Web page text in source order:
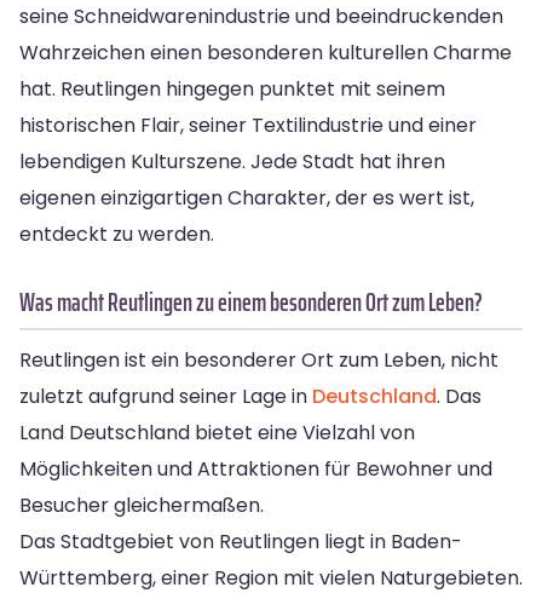
seine Schneidwarenindustrie und beeindruckenden
Wahrzeichen einen besonderen kulturellen Charme
hat. Reutlingen hingegen punktet mit seinem
historischen Flair, seiner Textilindustrie und einer
lebendigen Kulturszene. Jede Stadt hat ihren
eigenen einzigartigen Charakter, der es wert ist,
entdeckt zu werden.
Was macht Reutlingen zu einem besonderen Ort zum Leben?
Reutlingen ist ein besonderer Ort zum Leben, nicht
zuletzt aufgrund seiner Lage in Deutschland. Das
Land Deutschland bietet eine Vielzahl von
Möglichkeiten und Attraktionen für Bewohner und
Besucher gleichermaßen.
Das Stadtgebiet von Reutlingen liegt in Baden-
Württemberg, einer Region mit vielen Naturgebieten.